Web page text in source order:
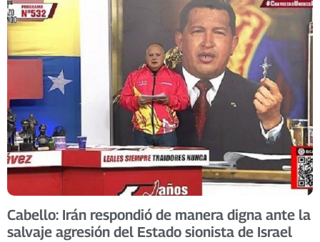
Cabello: Irán respondió de manera digna ante la
salvaje agresión del Estado sionista de Israel